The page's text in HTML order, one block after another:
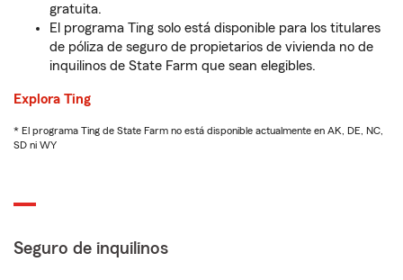
gratuita.
El programa Ting solo está disponible para los titulares
de póliza de seguro de propietarios de vivienda no de
inquilinos de State Farm que sean elegibles.
Explora Ting
* El programa Ting de State Farm no está disponible actualmente en AK, DE, NC,
SD ni WY
Seguro de inquilinos